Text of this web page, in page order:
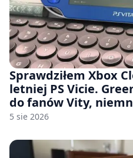
Sprawdziłem Xbox
letniej PS Vicie.
do fanów Vity,
wiele [FELIETON]
5 sie 2026